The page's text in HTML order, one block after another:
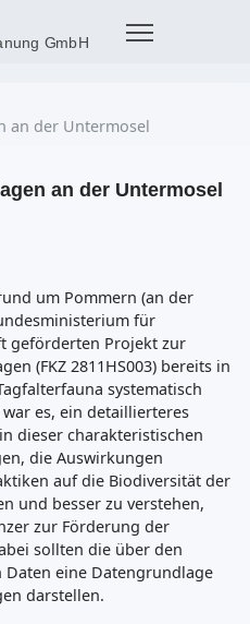
an der Untermosel
an der Untermosel
um Pommern (an der
für
geförderten Projekt zur
(FKZ 2811HS003) bereits in
systematisch
es, ein detaillierteres
dieser charakteristischen
die Auswirkungen
auf die Biodiversität der
und besser zu verstehen,
zur Förderung der
sollten die über den
eine Datengrundlage
darstellen.